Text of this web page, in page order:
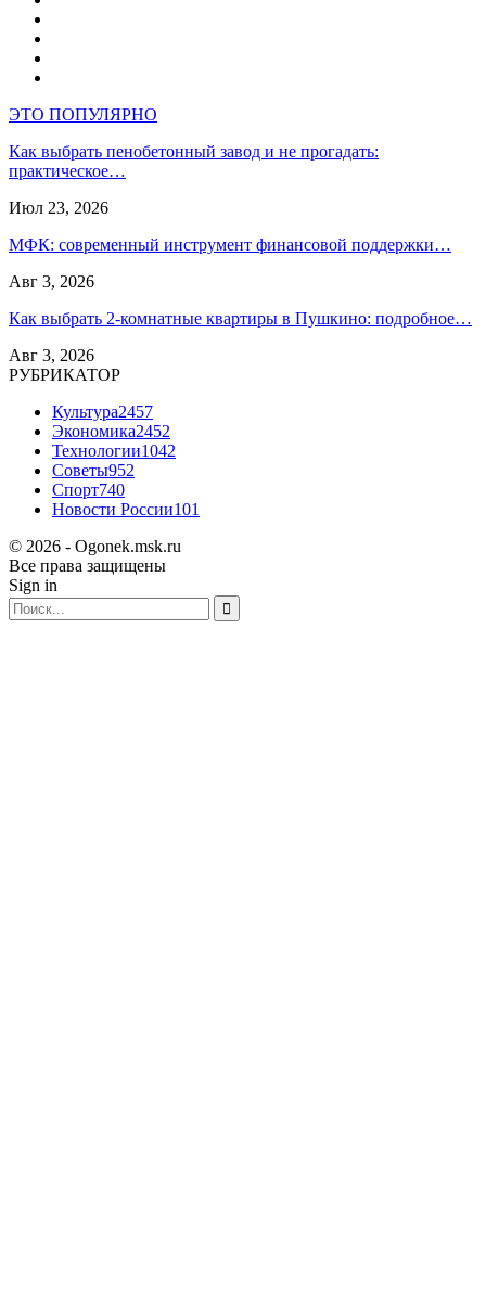
ЭТО ПОПУЛЯРНО
Как выбрать пенобетонный завод и не прогадать:
практическое…
Июл 23, 2026
МФК: современный инструмент финансовой поддержки…
Авг 3, 2026
Как выбрать 2-комнатные квартиры в Пушкино: подробное…
Авг 3, 2026
РУБРИКАТОР
Культура2457
Экономика2452
Технологии1042
Советы952
Спорт740
Новости России101
© 2026 - Ogonek.msk.ru
Все права защищены
Sign in